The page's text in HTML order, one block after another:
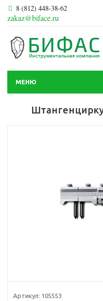
8 (812) 448-38-62
zakaz@biface.ru
МЕНЮ
Артикул: 105553